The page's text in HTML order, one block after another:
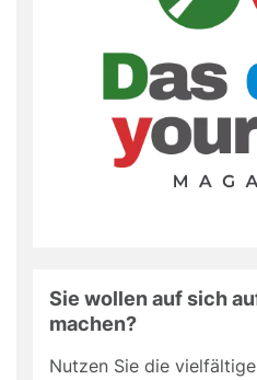
Sie wollen auf sich
machen?
Nutzen Sie die